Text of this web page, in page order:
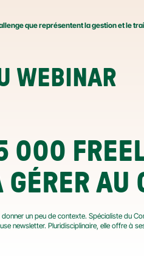
que représentent la gestion et le
WEBINAR
000
AU
un peu de contexte. Spécialiste du
newsletter. Pluridisciplinaire, elle offre à